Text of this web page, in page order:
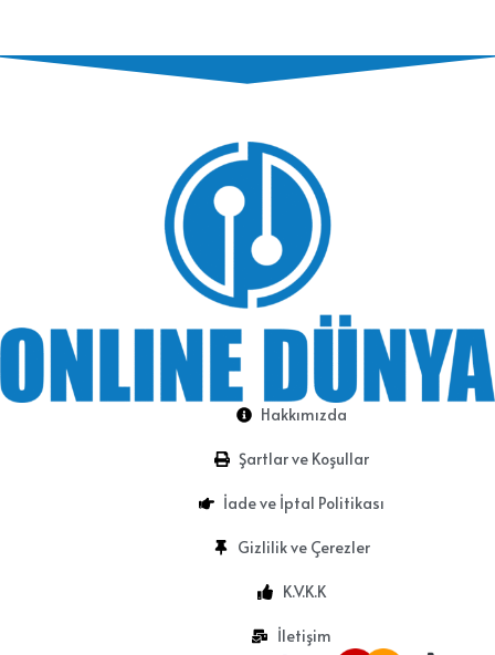
Hakkımızda
Şartlar ve Koşullar
İade ve İptal Politikası
Gizlilik ve Çerezler
K.V.K.K
İletişim